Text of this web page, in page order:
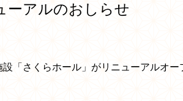
アルのおしらせ
「さくらホール」がリニューアルオー